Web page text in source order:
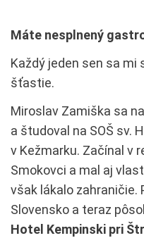
Máte nesplnený
Každý jeden sen sa mi
šťastie.
Miroslav Zamiška sa
a študoval na SOŠ sv.
v Kežmarku. Začínal v
Smokovci a mal aj
však lákalo zahraničie.
Slovensko a teraz
Hotel Kempinski pri